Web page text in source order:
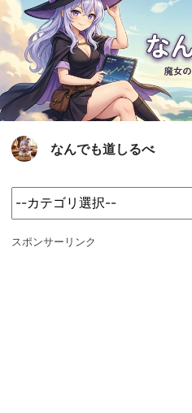
なんでも道しるべ
スポンサーリンク